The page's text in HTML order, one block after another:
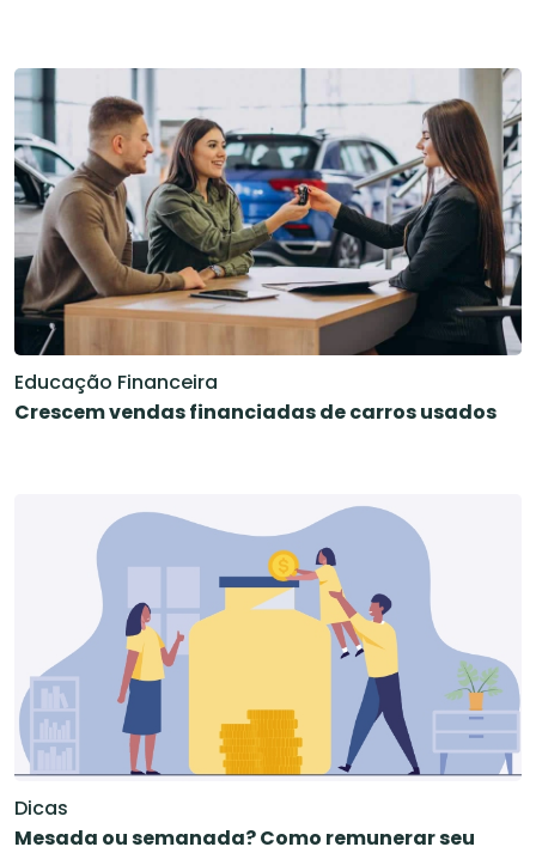
Educação Financeira
Crescem vendas financiadas de carros usados
Dicas
Mesada ou semanada? Como remunerar seu